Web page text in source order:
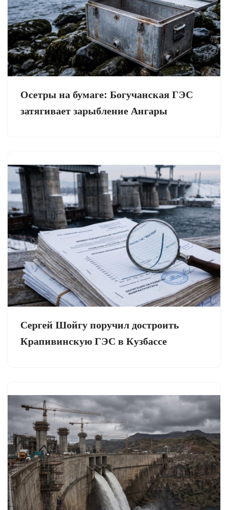
Осетры на бумаге: Богучанская ГЭС
затягивает зарыбление Ангары
Сергей Шойгу поручил достроить
Крапивинскую ГЭС в Кузбассе